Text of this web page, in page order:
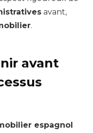
avant,
.
avant
espagnol